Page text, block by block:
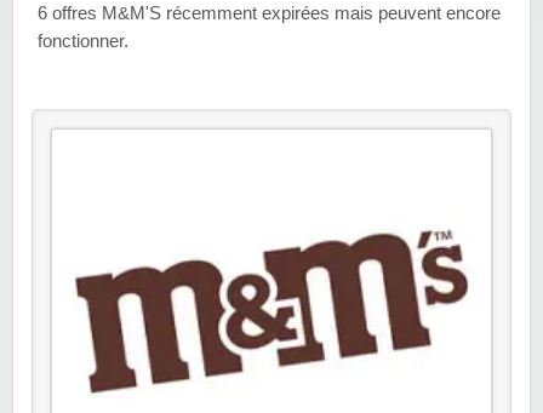
6 offres M&M'S récemment expirées mais peuvent encore
fonctionner.